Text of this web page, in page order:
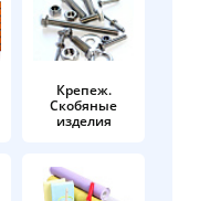
Крепеж.
Скобяные
изделия